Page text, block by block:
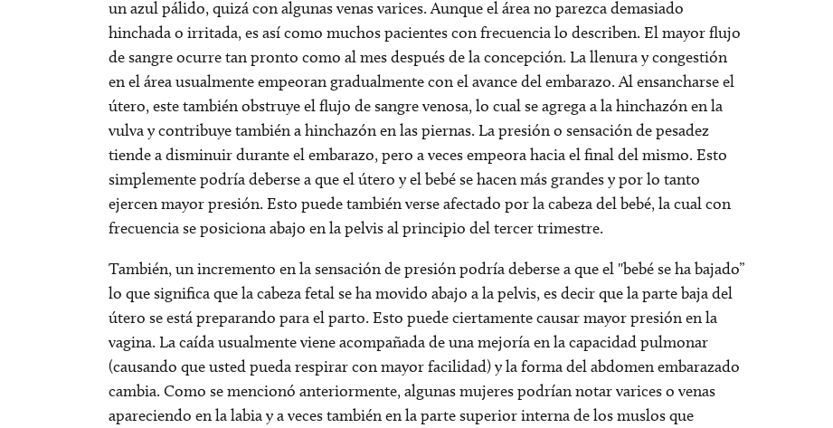
un azul pálido, quizá con algunas venas varices. Aunque el área no parezca demasiado
hinchada o irritada, es así como muchos pacientes con frecuencia lo describen. El mayor flujo
de sangre ocurre tan pronto como al mes después de la concepción. La llenura y congestión
en el área usualmente empeoran gradualmente con el avance del embarazo. Al ensancharse el
útero, este también obstruye el flujo de sangre venosa, lo cual se agrega a la hinchazón en la
vulva y contribuye también a hinchazón en las piernas. La presión o sensación de pesadez
tiende a disminuir durante el embarazo, pero a veces empeora hacia el final del mismo. Esto
simplemente podría deberse a que el útero y el bebé se hacen más grandes y por lo tanto
ejercen mayor presión. Esto puede también verse afectado por la cabeza del bebé, la cual con
frecuencia se posiciona abajo en la pelvis al principio del tercer trimestre.
También, un incremento en la sensación de presión podría deberse a que el "bebé se ha bajado”
lo que significa que la cabeza fetal se ha movido abajo a la pelvis, es decir que la parte baja del
útero se está preparando para el parto. Esto puede ciertamente causar mayor presión en la
vagina. La caída usualmente viene acompañada de una mejoría en la capacidad pulmonar
(causando que usted pueda respirar con mayor facilidad) y la forma del abdomen embarazado
cambia. Como se mencionó anteriormente, algunas mujeres podrían notar varices o venas
apareciendo en la labia y a veces también en la parte superior interna de los muslos que